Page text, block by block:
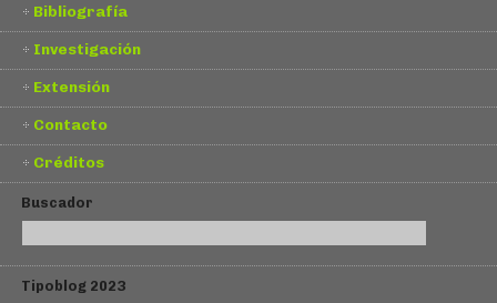
Bibliografía
Investigación
Extensión
Contacto
Créditos
Buscador
Tipoblog 2023